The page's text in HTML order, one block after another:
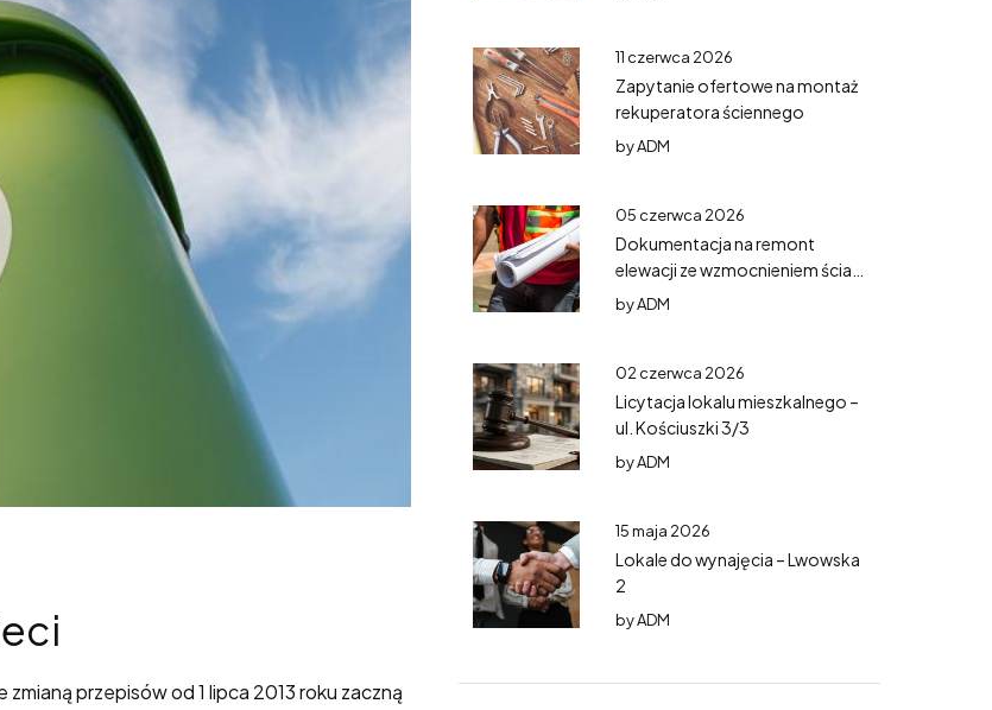
11 czerwca 2026
Zapytanie ofertowe na montaż
rekuperatora ściennego
byADM
05 czerwca 2026
Dokumentacja na remont
elewacji ze wzmocnieniem ścian
– Mazurska 5
byADM
02 czerwca 2026
Licytacja lokalu mieszkalnego –
ul. Kościuszki 3/3
byADM
15 maja 2026
Lokale do wynajęcia – Lwowska
2
byADM
zmianą przepisów od 1 lipca 2013 roku zaczną